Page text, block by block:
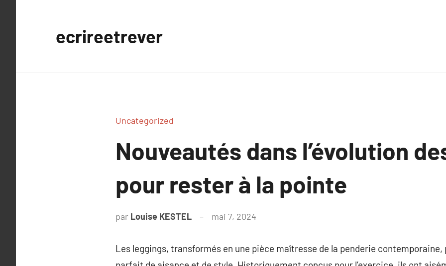
ecrireetrever
Uncategorized
Nouveautés dans l’évolution
pour rester à la pointe
par Louise KESTEL mai 7, 2024
Les leggings, transformés en une pièce maîtresse de la penderie